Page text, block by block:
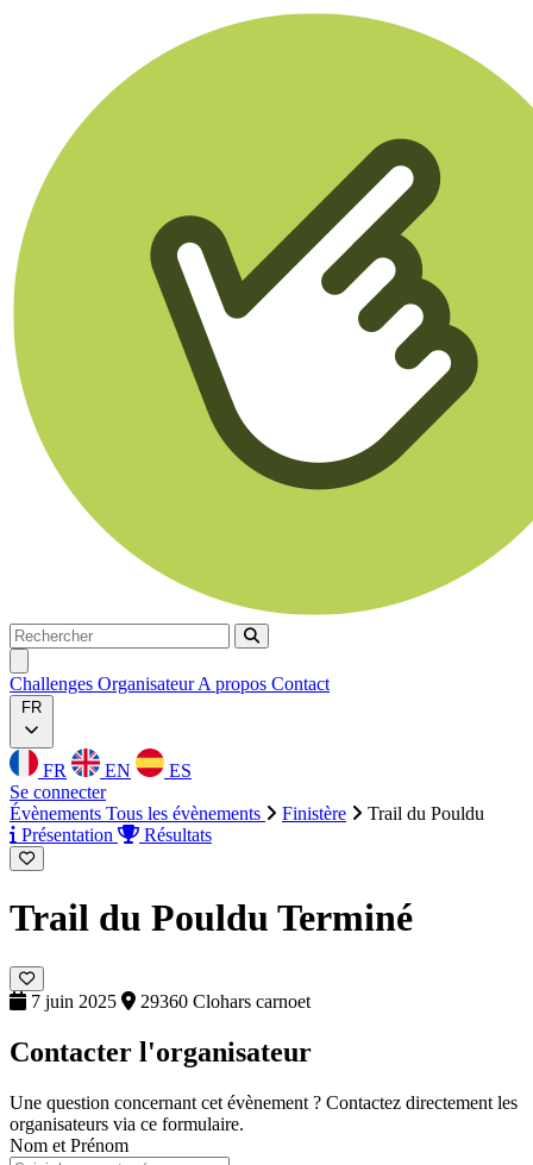
Rechercher
Rechercher
Challenges OrganisateurA propos Contact
FR
FR EN
ES
Se connecter
Évènements Tous les évènements Finistère
Trail du Pouldu
Présentation
Résultats
Trail du Pouldu Terminé
7 juin 2025 29360 Clohars carnoet
Contacter l'organisateur
Une question concernant cet évènement ? Contactez directement les
organisateurs via ce formulaire.
Nom et Prénom